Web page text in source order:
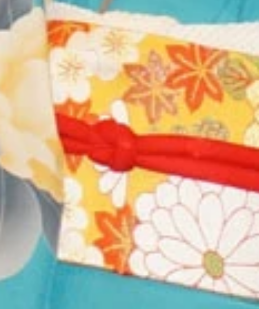
、照れっぱなしな“中学生円山”役の平岡拓真
た梨をRioに「あ～ん」されて、「激ウマです！」とニマニマする平岡